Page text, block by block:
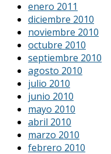
enero 2011
diciembre 2010
noviembre 2010
octubre 2010
septiembre 2010
agosto 2010
julio 2010
junio 2010
mayo 2010
abril 2010
marzo 2010
febrero 2010